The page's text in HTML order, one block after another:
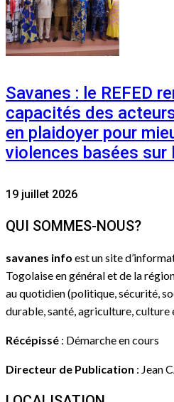
Savanes : le REFED
capacités des
en plaidoyer pour
violences basées sur
19 juillet 2026
QUI SOMMES-NOUS?
savanes info est un site
Togolaise en général et de la
au quotidien (politique, sécurité,
durable, santé, agriculture, culture
Récépissé : Démarche en cours
Directeur de Publication : Jean